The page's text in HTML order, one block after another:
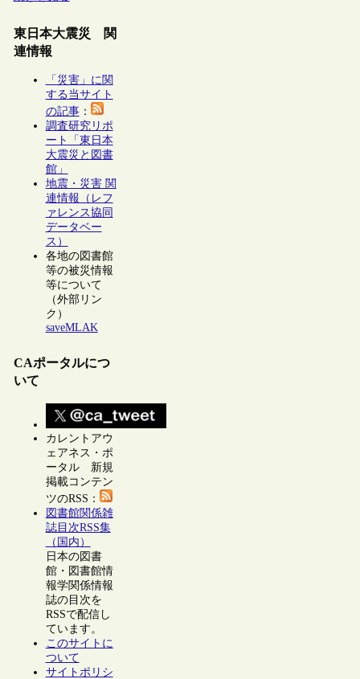
東日本大震災 関
連情報
「災害」に関
する当サイト
の記事：
調査研究リポ
ート「東日本
大震災と図書
館」
地震・災害 関
連情報（レフ
ァレンス協同
データベー
ス）
各地の図書館
等の被災情報
等について
（外部リン
ク）
saveMLAK
CAポータルにつ
いて
カレントアウ
ェアネス・ポ
ータル 新規
掲載コンテン
ツのRSS：
図書館関係雑
誌目次RSS集
（国内）
日本の図書
館・図書館情
報学関係情報
誌の目次を
RSSで配信し
ています。
このサイトに
ついて
サイトポリシ